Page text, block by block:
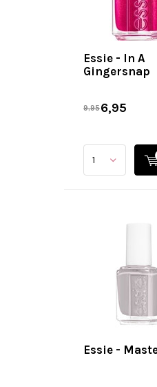
Essie - In A
Gingersnap
9,956,95
Essie -